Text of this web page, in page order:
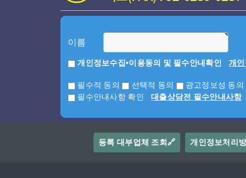
이름
개인정보수집•이용동의 및 필수안내확인 개
필수적 동의 선택적 동의
광고정보성 동의
필수안내사항 확인
대출상담전 필수안내사항
등록 대부업체 조회🔗 개인정보처리